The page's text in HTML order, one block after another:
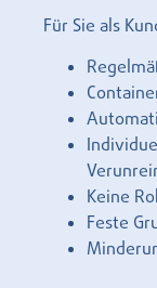
Für Sie als
Keine
Feste